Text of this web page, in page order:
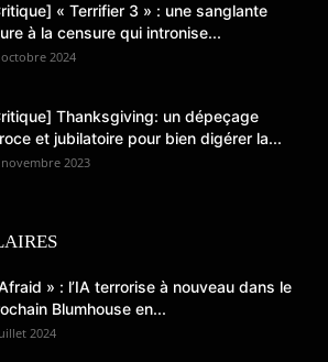
« Terrifier 3 » : une sanglante
à la censure qui intronise...
octobre 2024
Thanksgiving: un dépeçage
et jubilatoire pour bien digérer la...
novembre 2023
» : l’IA terrorise à nouveau dans le
Blumhouse en...
2024